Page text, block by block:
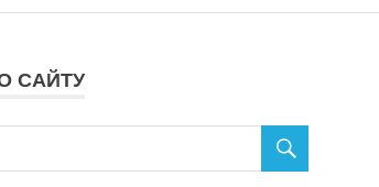
САЙТУ